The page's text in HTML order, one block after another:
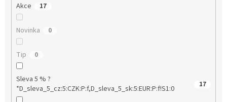
Akce 17
Novinka 0
Tip 0
Sleva 5 % ?
*D_sleva_5_cz:5:CZK:P:f,D_sleva_5_sk:5:EUR:P:f!S1:0
17